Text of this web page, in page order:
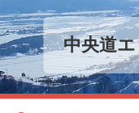
中央道